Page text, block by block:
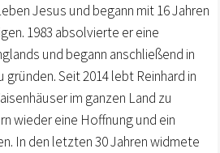
Jesus und begann mit 16 Jahren
1983 absolvierte er eine
und begann anschließend in
Seit 2014 lebt Reinhard in
im ganzen Land zu
wieder eine Hoffnung und ein
In den letzten 30 Jahren widmete